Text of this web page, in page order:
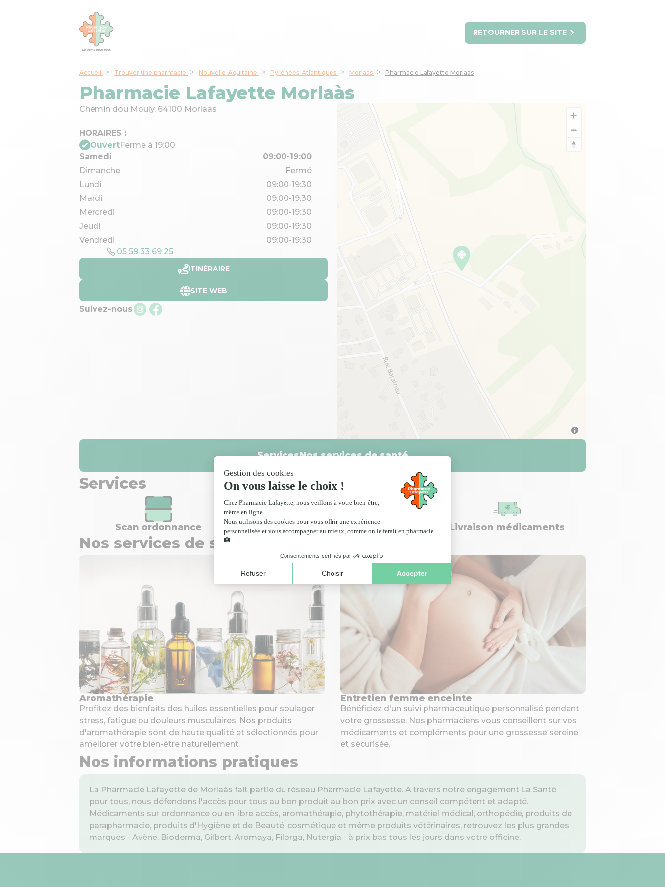
RETOURNER SUR LE SITE
Accueil Trouver une pharmacie Nouvelle-Aquitaine Pyrénées-Atlantiques Morlaàs Pharmacie Lafayette Morlaàs
Pharmacie Lafayette Morlaàs
Chemin dou Mouly, 64100 Morlaas
HORAIRES :
OuvertFerme à 19:00
Samedi
09:00-19:00
Dimanche
Fermé
Lundi
09:00-19:30
Mardi
09:00-19:30
Mercredi
09:00-19:30
Jeudi
09:00-19:30
Vendredi
09:00-19:30
05 59 33 69 25
ITINÉRAIRE
SITE WEB
Suivez-nous
ServicesNos services de santé
Services
Scan ordonnance Livraison Livraison médicaments
Nos services de santé
Aromathérapie
Profitez des bienfaits des huiles essentielles pour soulager
stress, fatigue ou douleurs musculaires. Nos produits
d'aromathérapie sont de haute qualité et sélectionnés pour
améliorer votre bien-être naturellement.
Entretien femme enceinte
Bénéficiez d'un suivi pharmaceutique personnalisé pendant
votre grossesse. Nos pharmaciens vous conseillent sur vos
médicaments et compléments pour une grossesse sereine
et sécurisée.
Nos informations pratiques
La Pharmacie Lafayette de Morlaàs fait partie du réseau Pharmacie Lafayette. A travers notre engagement La Santé
pour tous, nous défendons l'accès pour tous au bon produit au bon prix avec un conseil compétent et adapté.
Médicaments sur ordonnance ou en libre accès, aromathérapie, phytothérapie, matériel médical, orthopédie, produits de
parapharmacie, produits d'Hygiène et de Beauté, cosmétique et même produits vétérinaires, retrouvez les plus grandes
marques - Avène, Bioderma, Gilbert, Aromaya, Filorga, Nutergia - à prix bas tous les jours dans votre officine.